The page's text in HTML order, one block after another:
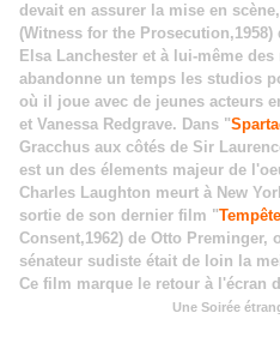
devait en assurer la mise en
(Witness for the
Elsa Lanchester et à lui-même
abandonne un temps les studios
où il joue avec de jeunes acteurs
et Vanessa Redgrave. Dans "
Gracchus aux côtés de Sir
est un des élements majeur de
Charles Laughton meurt à New
sortie de son dernier film "
Consent,1962) de Otto Preminger,
sénateur sudiste était de loin la
Ce film marque le retour à l'écran
Une Soirée